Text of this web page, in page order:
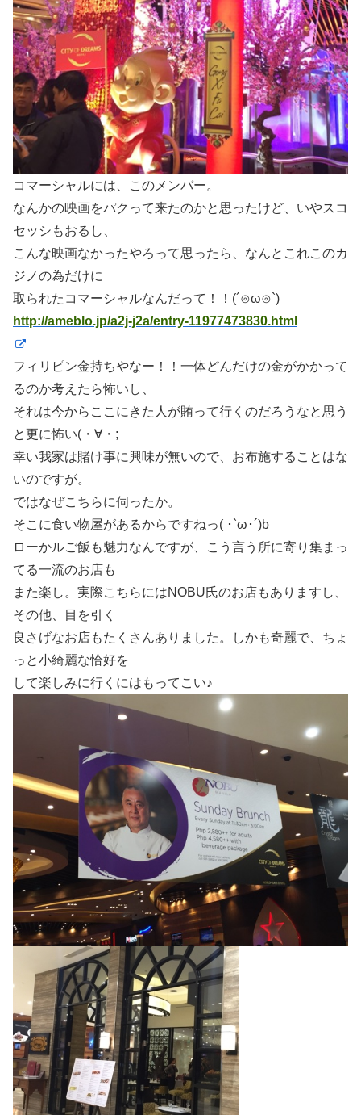
コマーシャルには、このメンバー。
なんかの映画をパクって来たのかと思ったけど、いやスコ
セッシもおるし、
こんな映画なかったやろって思ったら、なんとこれこのカ
ジノの為だけに
取られたコマーシャルなんだって！！(´⊙ω⊙`)
http://ameblo.jp/a2j-j2a/entry-11977473830.html
フィリピン金持ちやなー！！一体どんだけの金がかかって
るのか考えたら怖いし、
それは今からここにきた人が賄って行くのだろうなと思う
と更に怖い(・∀・;
幸い我家は賭け事に興味が無いので、お布施することはな
いのですが。
ではなぜこちらに伺ったか。
そこに食い物屋があるからですねっ( ･`ω･´)b
ローかルご飯も魅力なんですが、こう言う所に寄り集まっ
てる一流のお店も
また楽し。実際こちらにはNOBU氏のお店もありますし、
その他、目を引く
良さげなお店もたくさんありました。しかも奇麗で、ちょ
っと小綺麗な恰好を
して楽しみに行くにはもってこい♪